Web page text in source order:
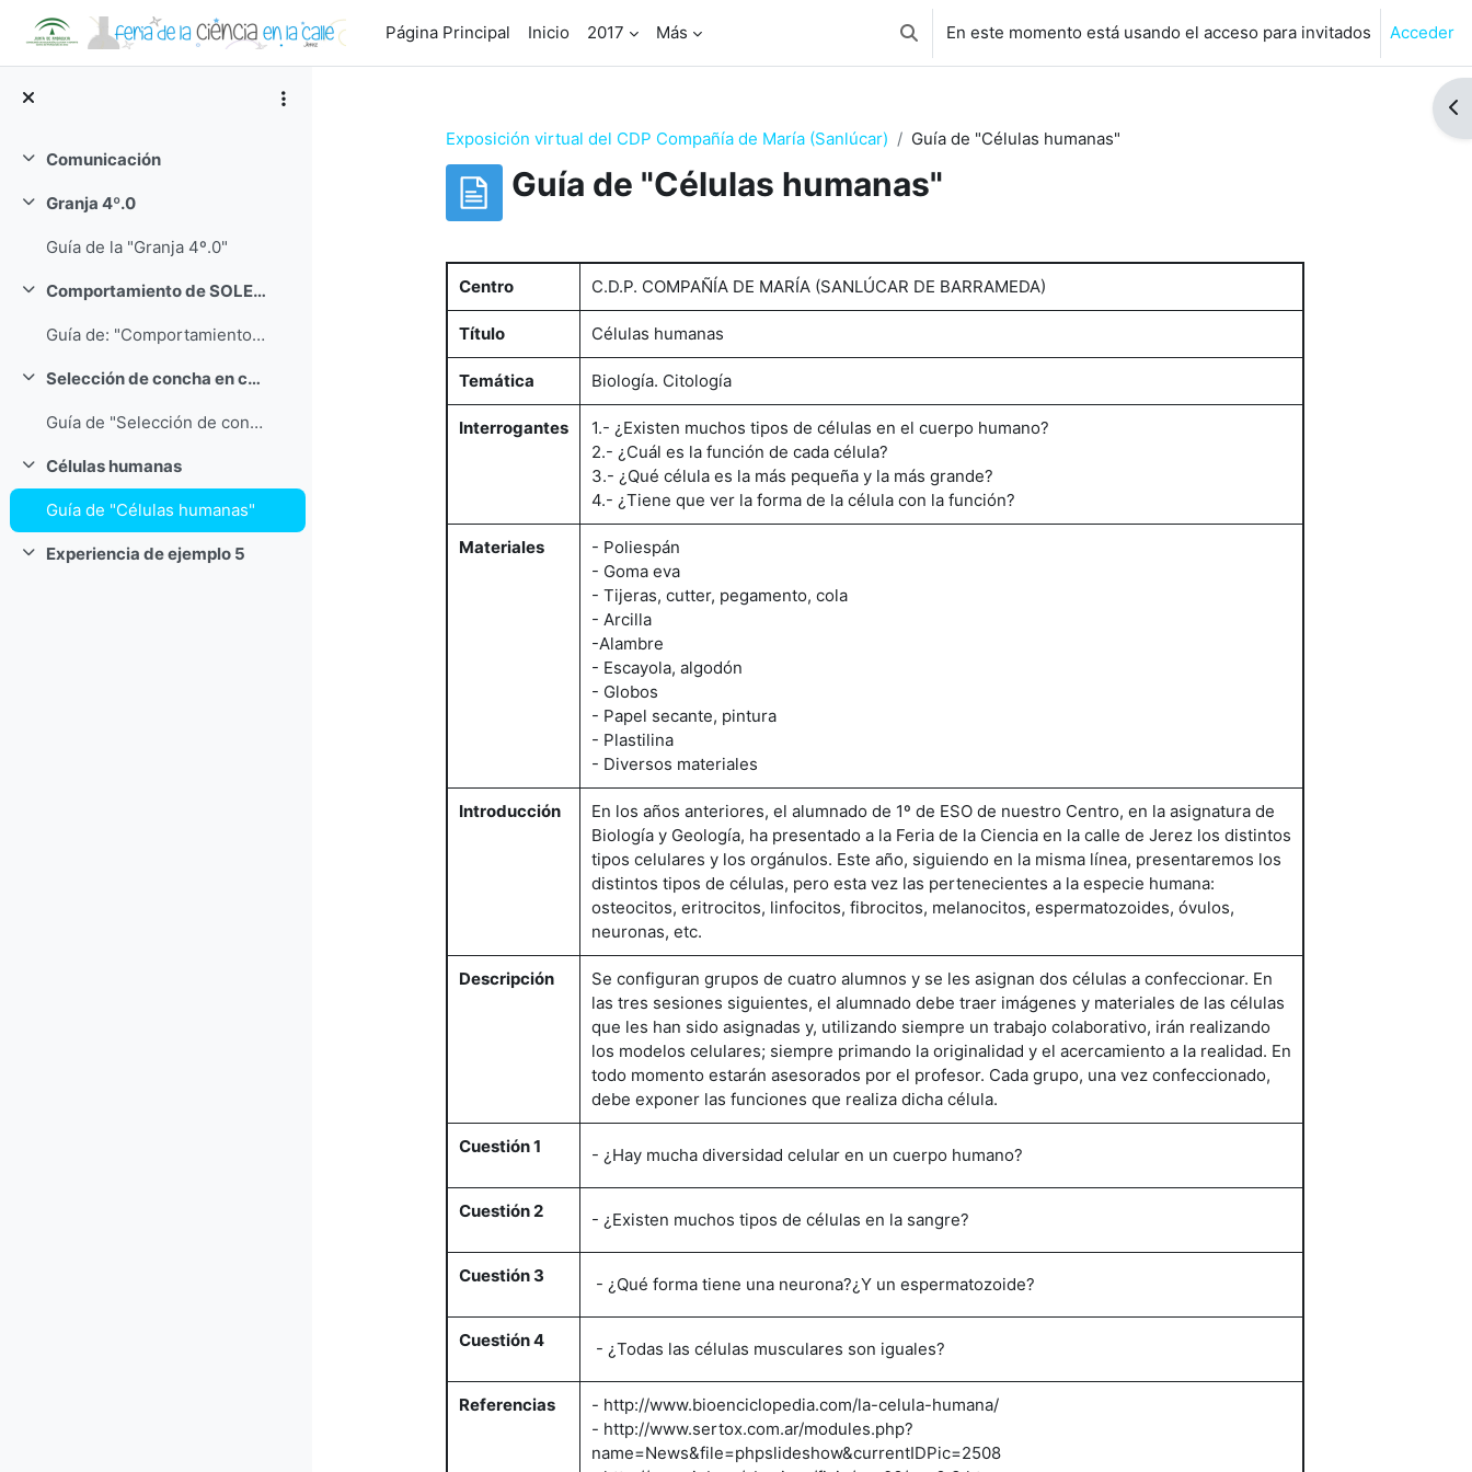
Página Principal
Inicio 2017 Más Selector de búsqueda de entrada
En este momento está usando el acceso para invitados Acceder
Colapsar
Comunicación
Colapsar
Granja 4º.0
Guía de la "Granja 4º.0"
Colapsar Comportamiento de SOLEO en cangrejos ermitaños
Guía de: "Comportamiento de SOLEO en cangrejos ermitaños"
Colapsar Selección de concha en cangrejos ermitaños
Guía de "Selección de concha en cangrejos ermitaños"
Colapsar
Células humanas
Guía de "Células humanas"
Colapsar
Experiencia de ejemplo 5
Exposición virtual del CDP Compañía de María (Sanlúcar)
Guía de "Células humanas"
Guía de "Células humanas"
Centro C.D.P. COMPAÑÍA DE MARÍA (SANLÚCAR DE BARRAMEDA)
Título Células humanas
Temática Biología. Citología
Interrogantes
1.- ¿Existen muchos tipos de células en el cuerpo humano?
2.- ¿Cuál es la función de cada célula?
3.- ¿Qué célula es la más pequeña y la más grande?
4.- ¿Tiene que ver la forma de la célula con la función?
Materiales
- Poliespán
- Goma eva
- Tijeras, cutter, pegamento, cola
- Arcilla
-Alambre
- Escayola, algodón
- Globos
- Papel secante, pintura
- Plastilina
- Diversos materiales
Introducción
En los años anteriores, el alumnado de 1º de ESO de nuestro Centro, en la asignatura de
Biología y Geología, ha presentado a la Feria de la Ciencia en la calle de Jerez los distintos
tipos celulares y los orgánulos. Este año, siguiendo en la misma línea, presentaremos los
distintos tipos de células, pero esta vez las pertenecientes a la especie humana:
osteocitos, eritrocitos, linfocitos, fibrocitos, melanocitos, espermatozoides, óvulos,
neuronas, etc.
Descripción
Se configuran grupos de cuatro alumnos y se les asignan dos células a confeccionar. En
las tres sesiones siguientes, el alumnado debe traer imágenes y materiales de las células
que les han sido asignadas y, utilizando siempre un trabajo colaborativo, irán realizando
los modelos celulares; siempre primando la originalidad y el acercamiento a la realidad. En
todo momento estarán asesorados por el profesor. Cada grupo, una vez confeccionado,
debe exponer las funciones que realiza dicha célula.
Cuestión 1 - ¿Hay mucha diversidad celular en un cuerpo humano?
Cuestión 2 - ¿Existen muchos tipos de células en la sangre?
Cuestión 3 - ¿Qué forma tiene una neurona?¿Y un espermatozoide?
Cuestión 4 - ¿Todas las células musculares son iguales?
Referencias
- http://www.bioenciclopedia.com/la-celula-humana/
- http://www.sertox.com.ar/modules.php?
name=News&file=phpslideshow&currentIDPic=2508